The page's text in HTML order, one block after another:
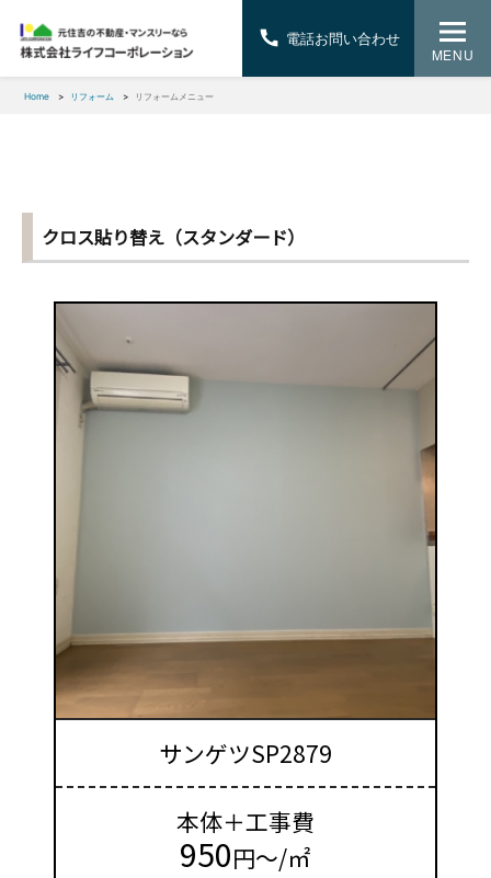
MENU
Home リフォーム リフォームメニュー
クロス貼り替え（スタンダード）
サンゲツSP2879
本体＋工事費
950円～/㎡
電話お問い合わせ